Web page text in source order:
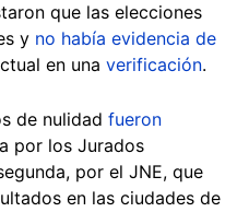
que las elecciones
y no había evidencia de
en una verificación.
de nulidad fueron
por los Jurados
por el JNE, que
en las ciudades de